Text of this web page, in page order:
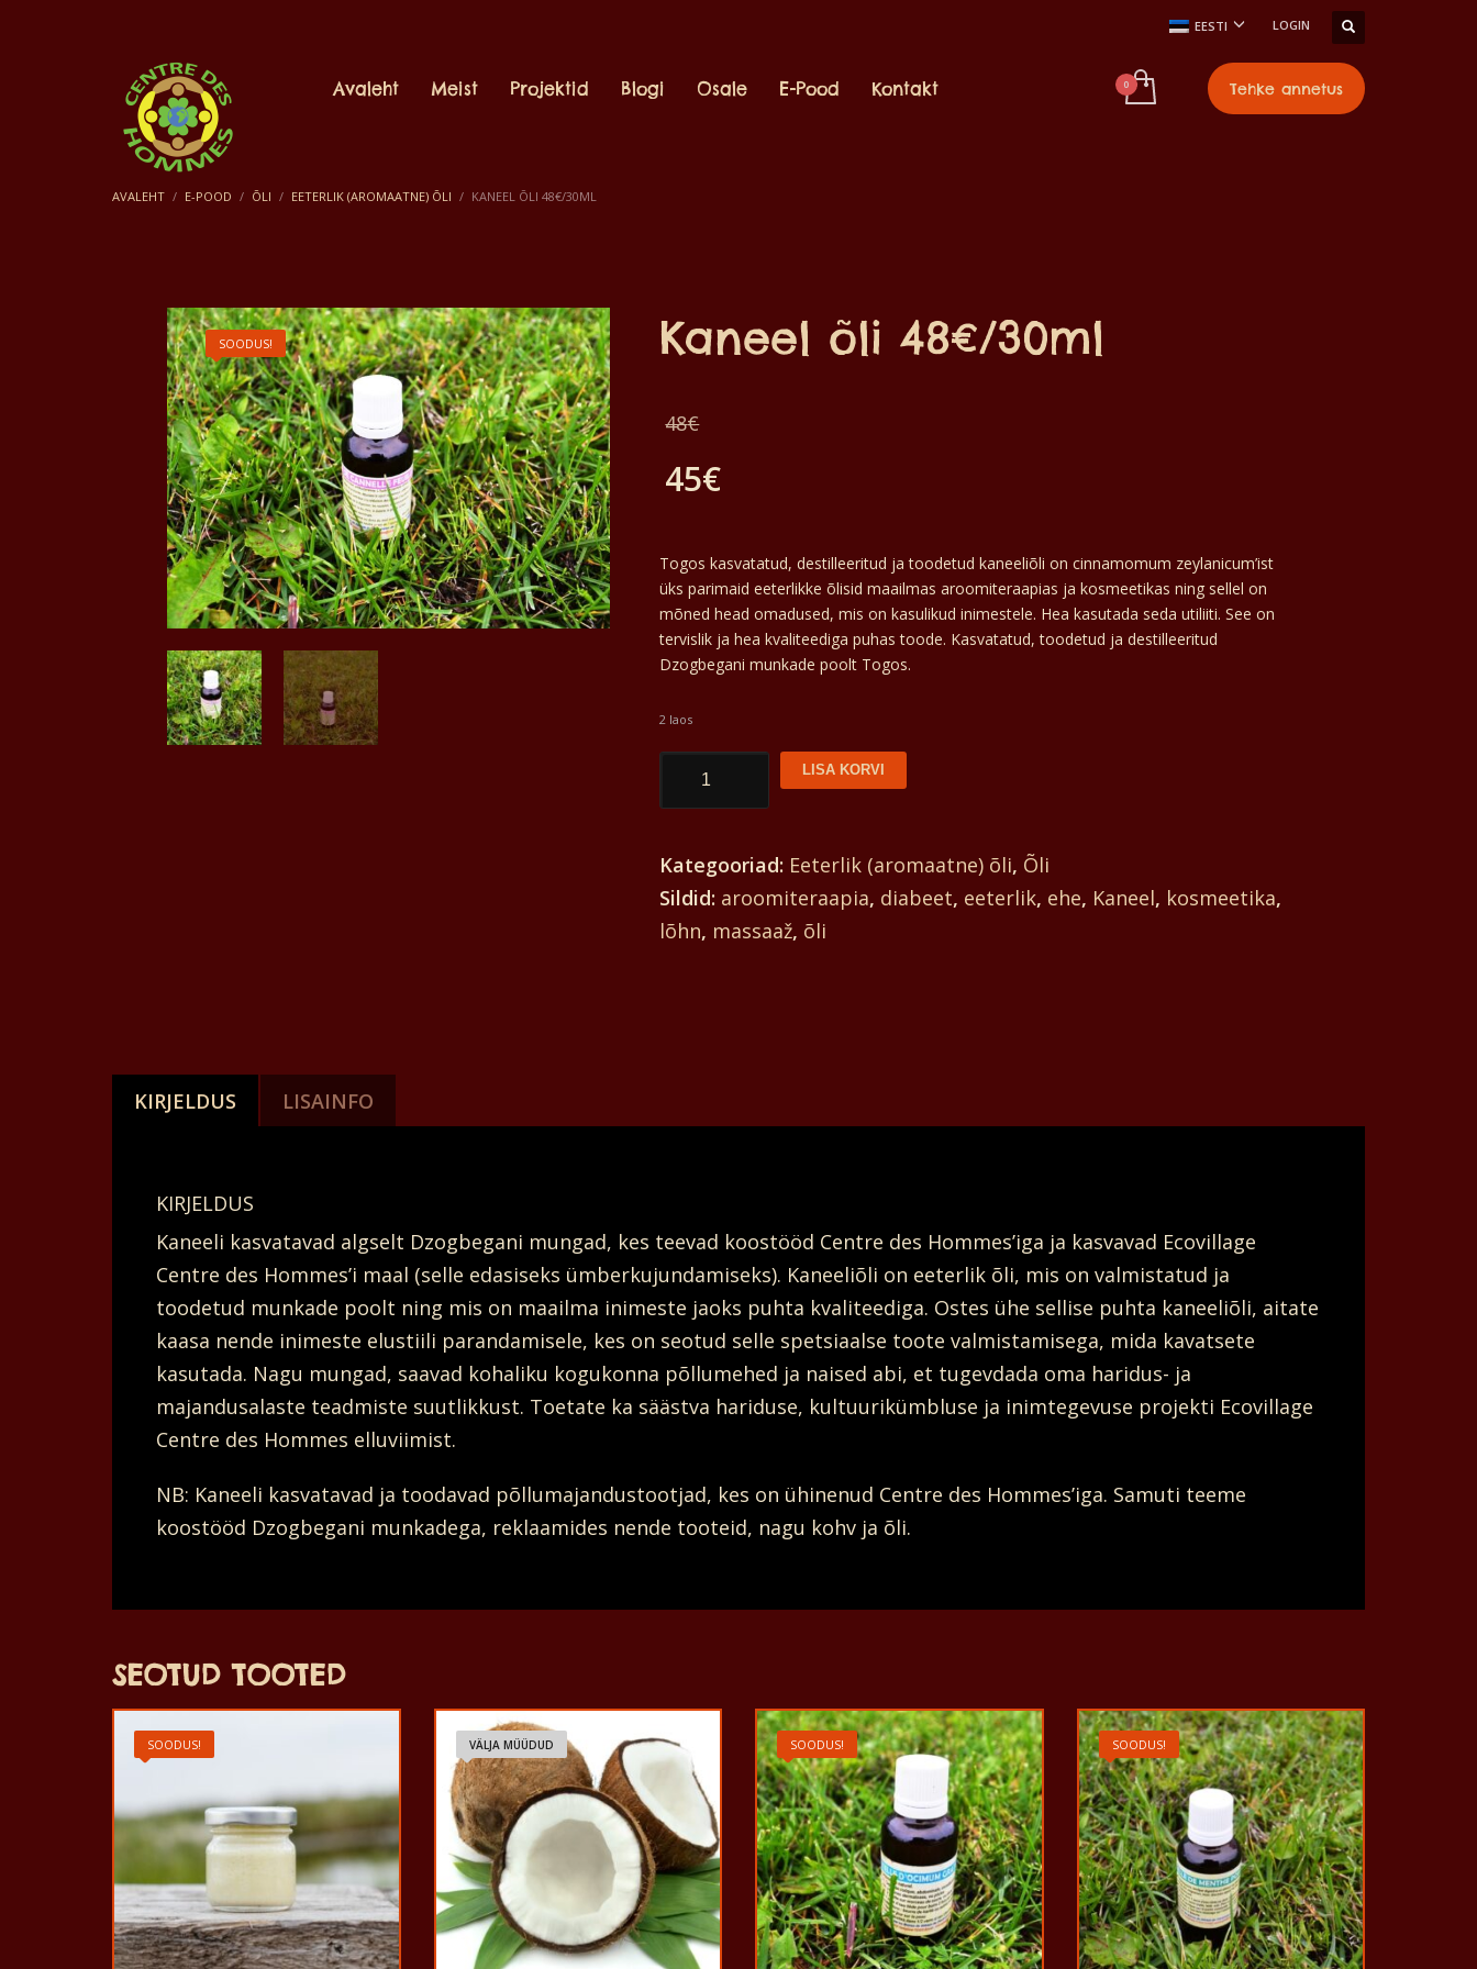
EESTI LOGIN
Avaleht Meist Projektid Blogi Osale E-Pood Kontakt Tehke annetus
AVALEHT E-POOD ÕLI EETERLIK (AROMAATNE) ÕLI KANEEL ÕLI 48€/30ML
SOODUS! Kaneel õli 48€/30ml
48€
hind
48€.
45€
hind
on:
45€.
Togos kasvatatud, destilleeritud ja toodetud kaneeliõli on cinnamomum zeylanicum’ist
üks parimaid eeterlikke õlisid maailmas aroomiteraapias ja kosmeetikas ning sellel on
mõned head omadused, mis on kasulikud inimestele. Hea kasutada seda utiliiti. See on
tervislik ja hea kvaliteediga puhas toode. Kasvatatud, toodetud ja destilleeritud
Dzogbegani munkade poolt Togos.
2 laos
Kaneel
kogus
LISA KORVI
Kategooriad: Eeterlik (aromaatne) õli, Õli
Sildid: aroomiteraapia, diabeet, eeterlik, ehe, Kaneel, kosmeetika,
lõhn, massaaž, õli
KIRJELDUS LISAINFO
KIRJELDUS
Kaneeli kasvatavad algselt Dzogbegani mungad, kes teevad koostööd Centre des Hommes’iga ja kasvavad Ecovillage
Centre des Hommes’i maal (selle edasiseks ümberkujundamiseks). Kaneeliõli on eeterlik õli, mis on valmistatud ja
toodetud munkade poolt ning mis on maailma inimeste jaoks puhta kvaliteediga. Ostes ühe sellise puhta kaneeliõli, aitate
kaasa nende inimeste elustiili parandamisele, kes on seotud selle spetsiaalse toote valmistamisega, mida kavatsete
kasutada. Nagu mungad, saavad kohaliku kogukonna põllumehed ja naised abi, et tugevdada oma haridus- ja
majandusalaste teadmiste suutlikkust. Toetate ka säästva hariduse, kultuurikümbluse ja inimtegevuse projekti Ecovillage
Centre des Hommes elluviimist.
NB: Kaneeli kasvatavad ja toodavad põllumajandustootjad, kes on ühinenud Centre des Hommes’iga. Samuti teeme
koostööd Dzogbegani munkadega, reklaamides nende tooteid, nagu kohv ja õli.
SEOTUD TOOTED
SOODUS! VÄLJA MÜÜDUD SOODUS! SOODUS!